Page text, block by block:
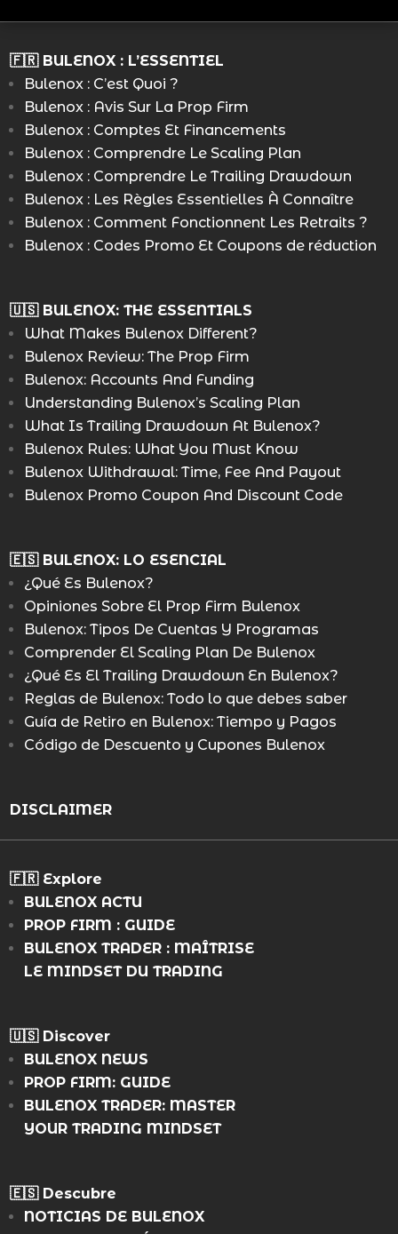
🇫🇷 BULENOX : L’ESSENTIEL
Bulenox : C’est Quoi ?
Bulenox : Avis Sur La Prop Firm
Bulenox : Comptes Et Financements
Bulenox : Comprendre Le Scaling Plan
Bulenox : Comprendre Le Trailing Drawdown
Bulenox : Les Règles Essentielles À Connaître
Bulenox : Comment Fonctionnent Les Retraits ?
Bulenox : Codes Promo Et Coupons de réduction
🇺🇸 BULENOX: THE ESSENTIALS
What Makes Bulenox Different?
Bulenox Review: The Prop Firm
Bulenox: Accounts And Funding
Understanding Bulenox’s Scaling Plan
What Is Trailing Drawdown At Bulenox?
Bulenox Rules: What You Must Know
Bulenox Withdrawal: Time, Fee And Payout
Bulenox Promo Coupon And Discount Code
🇪🇸 BULENOX: LO ESENCIAL
¿Qué Es Bulenox?
Opiniones Sobre El Prop Firm Bulenox
Bulenox: Tipos De Cuentas Y Programas
Comprender El Scaling Plan De Bulenox
¿Qué Es El Trailing Drawdown En Bulenox?
Reglas de Bulenox: Todo lo que debes saber
Guía de Retiro en Bulenox: Tiempo y Pagos
Código de Descuento y Cupones Bulenox
DISCLAIMER
🇫🇷 Explore
BULENOX ACTU
PROP FIRM : GUIDE
BULENOX TRADER : MAÎTRISE
LE MINDSET DU TRADING
🇺🇸 Discover
BULENOX NEWS
PROP FIRM: GUIDE
BULENOX TRADER: MASTER
YOUR TRADING MINDSET
🇪🇸 Descubre
NOTICIAS DE BULENOX